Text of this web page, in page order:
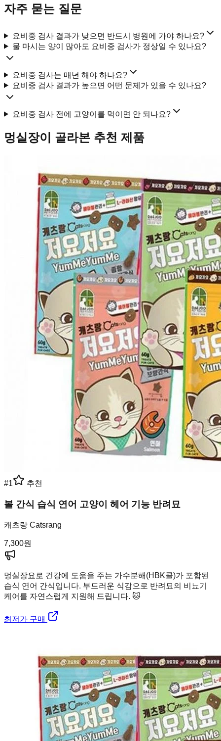
자주 묻는 질문
요비중 검사 결과가 낮으면 반드시 병원에 가야 하나요?
물 마시는 양이 많아도 요비중 검사가 정상일 수 있나요?
요비중 검사는 매년 해야 하나요?
요비중 검사 결과가 높으면 어떤 문제가 있을 수 있나요?
요비중 검사 전에 고양이를 먹이면 안 되나요?
멍실장이 골라본 추천 제품
#1 추천
볼 간식 습식 연어 고양이 헤어 기능 반려묘
캐츠랑 Catsrang
7,300원
멍실장요로 건강에 도움을 주는 가수분해(HBK콜)가 포함된
습식 연어 간식입니다. 부드러운 식감으로 반려묘의 비뇨기
케어를 자연스럽게 지원해 드립니다. 🐱
최저가 구매